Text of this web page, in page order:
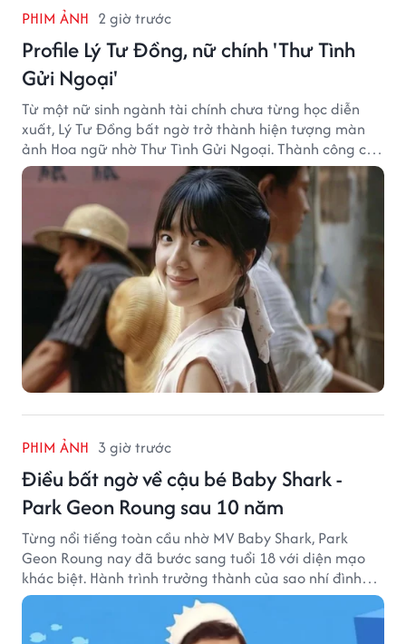
PHIM ẢNH 2 giờ trước
Profile Lý Tư Đồng, nữ chính 'Thư Tình
Gửi Ngoại'
Từ một nữ sinh ngành tài chính chưa từng học diễn
xuất, Lý Tư Đồng bất ngờ trở thành hiện tượng màn
ảnh Hoa ngữ nhờ Thư Tình Gửi Ngoại. Thành công của
bộ phim doanh thu hơn 8.100 tỷ đồng đã mở ra bước
ngoặt lớn trong cuộc đời cô gái sinh năm 2004.
PHIM ẢNH 3 giờ trước
Điều bất ngờ về cậu bé Baby Shark -
Park Geon Roung sau 10 năm
Từng nổi tiếng toàn cầu nhờ MV Baby Shark, Park
Geon Roung nay đã bước sang tuổi 18 với diện mạo
khác biệt. Hành trình trưởng thành của sao nhí đình
đám một thời đang thu hút sự quan tâm của nhiều